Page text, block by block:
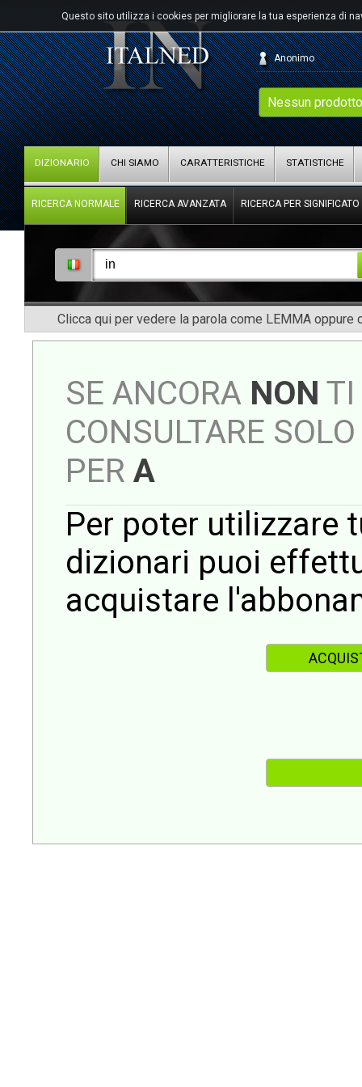
Questo sito utilizza i cookies per migliorare la tua esperienza di
Nessun
Anonimo
DIZIONARIO CHI SIAMO CARATTERISTICHE STATISTICHE
RICERCA NORMALE RICERCA AVANZATA RICERCA PER SIGNIFICATO
Clicca qui per vedere la parola come LEMMA oppure
SE ANCORA NON TI
CONSULTARE
PER A
Per poter utilizzare
dizionari puoi
acquistare